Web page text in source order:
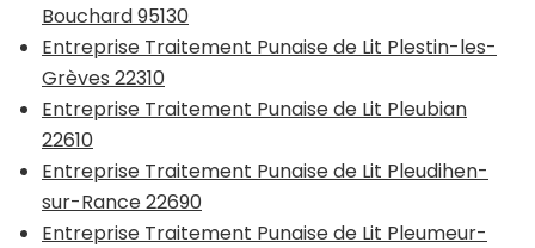
Bouchard 95130
Entreprise Traitement Punaise de Lit Plestin-les-
Grèves 22310
Entreprise Traitement Punaise de Lit Pleubian
22610
Entreprise Traitement Punaise de Lit Pleudihen-
sur-Rance 22690
Entreprise Traitement Punaise de Lit Pleumeur-